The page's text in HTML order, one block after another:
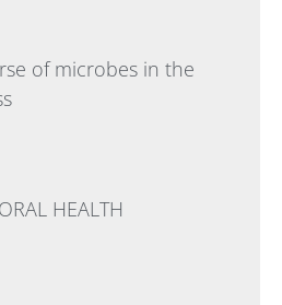
of microbes in the
HEALTH